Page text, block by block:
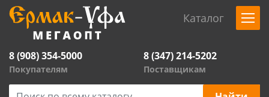
Каталог
8 (908) 354-5000
Покупателям
8 (347) 214-5202
Поставщикам